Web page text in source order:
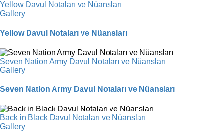
Yellow Davul Notaları ve Nüansları
Gallery
Yellow Davul Notaları ve Nüansları
Seven Nation Army Davul Notaları ve Nüansları
Gallery
Seven Nation Army Davul Notaları ve Nüansları
Back in Black Davul Notaları ve Nüansları
Gallery